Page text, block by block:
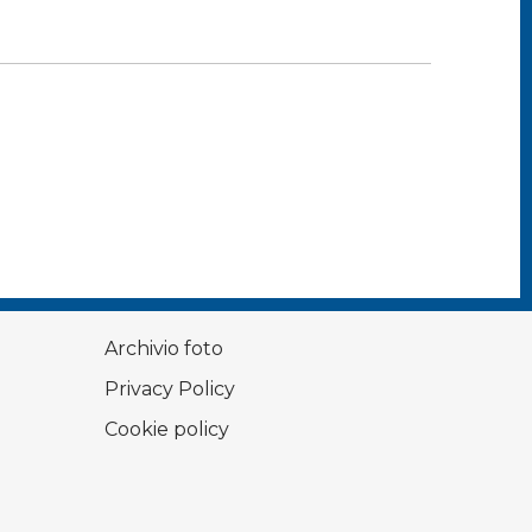
Archivio foto
Privacy Policy
Cookie policy